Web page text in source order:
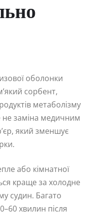
оболонки
сорбент,
метаболізму
не заміна медичним
який зменшує
або кімнатної
краще за холодне
судин. Багато
хвилин після